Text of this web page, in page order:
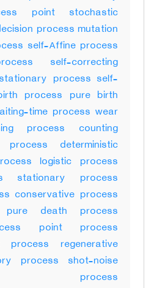
point stochastic
process mutation
self-Affine process
self-correcting
process self-
process pure birth
time process wear
process counting
deterministic
logistic process
stationary process
conservative process
death process
point process
regenerative
process shot-noise
process